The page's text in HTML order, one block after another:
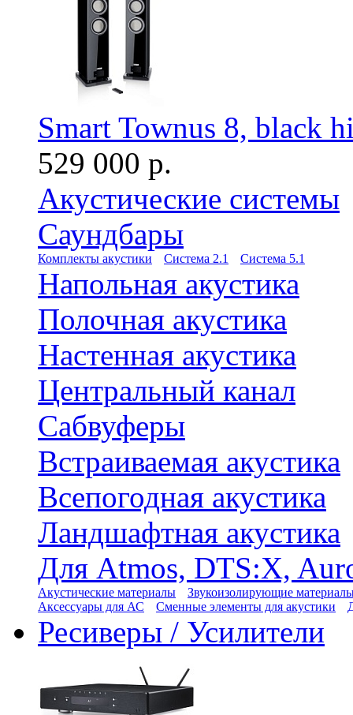
Smart Townus 8, black
529 000 р.
Акустические системы
Саундбары
Комплекты акустики Система 2.1 Система 5.1
Напольная акустика
Полочная акустика
Настенная акустика
Центральный канал
Сабвуферы
Встраиваемая акустика
Всепогодная акустика
Ландшафтная акустика
Для Atmos, DTS:X,
Акустические материалы
Звукоизолирующие
Аксессуары для АС
Сменные элементы для акустики
Ресиверы / Усилители